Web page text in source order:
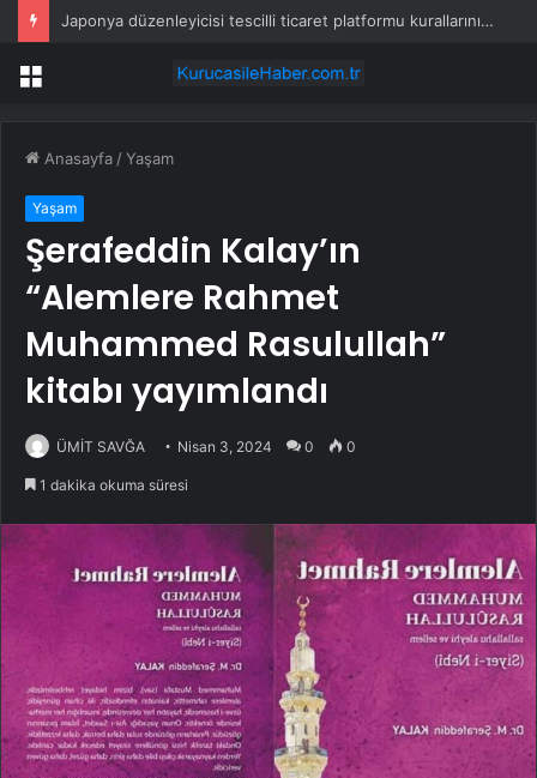
Japonya düzenleyicisi tescilli ticaret platformu kurallarını gözden geçirecek – Nikkei
Menü
Anasayfa /Yaşam
Yaşam
Şerafeddin Kalay’ın
“Alemlere Rahmet
Muhammed Rasulullah”
kitabı yayımlandı
ÜMİT SAVĞA Nisan 3, 2024 0 0
1 dakika okuma süresi